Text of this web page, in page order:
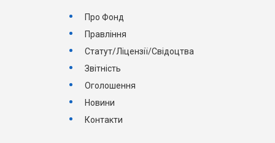
Про Фонд
Правління
Статут/Ліцензії/Свідоцтва
Звітність
Оголошення
Новини
Контакти